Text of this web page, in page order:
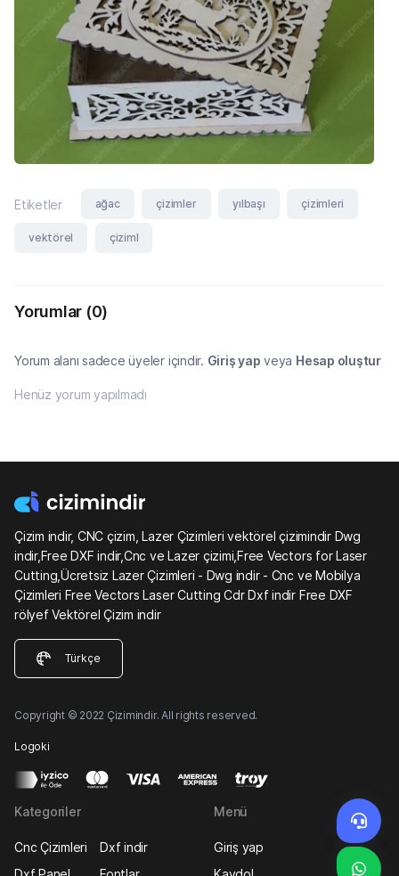
Etiketler ağac çizimler yılbaşı çizimleri
vektörel çiziml
Yorumlar (0)
Yorum alanı sadece üyeler içindir. Giriş yap veya Hesap oluştur
Henüz yorum yapılmadı
Çizim indir, CNC çizim, Lazer Çizimleri vektörel çizimindir Dwg
indir,Free DXF indir,Cnc ve Lazer çizimi,Free Vectors for Laser
Cutting,Ücretsiz Lazer Çizimleri - Dwg indir - Cnc ve Mobilya
Çizimleri Free Vectors Laser Cutting Cdr Dxf indir Free DXF
rölyef Vektörel Çizim indir
Türkçe
Copyright © 2022 Çizimindir. All rights reserved.
Logoki
Kategoriler
Cnc Çizimleri
Dxf indir
Menü
Giriş yap